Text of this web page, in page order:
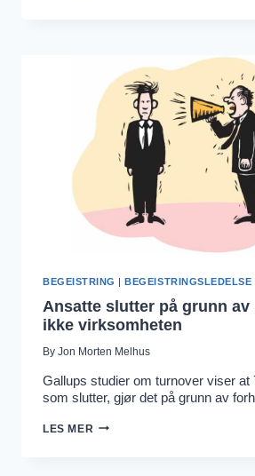
LEDERE
BEGEISTRING |BEGEISTRINGSLEDELSE
Ansatte slutter på grunn av
ikke virksomheten
By Jon Morten Melhus
Gallups studier om turnover viser at
som slutter, gjør det på grunn av
LES MER ANSATTE